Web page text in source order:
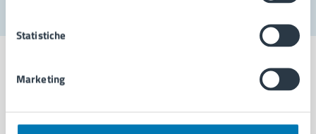
Statistiche
Marketing